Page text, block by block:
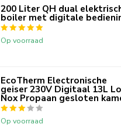
200 Liter QH dual
boiler met digitale
Op voorraad
EcoTherm Electronische
geiser 230V Digitaal 13L
Nox Propaan gesloten
Op voorraad